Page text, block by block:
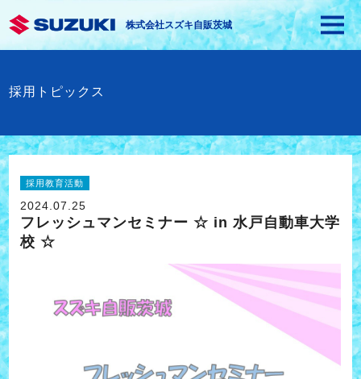
株式会社スズキ自販茨城
採用トピックス
採用教育活動
2024.07.25
フレッシュマンセミナー ☆ in 水戸自動車大学
校 ☆